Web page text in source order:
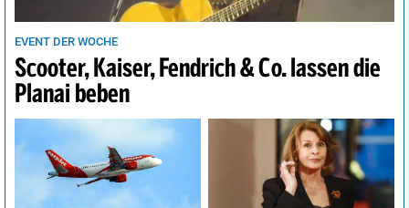
EVENT DER WOCHE
Scooter, Kaiser, Fendrich & Co. lassen die
Planai beben